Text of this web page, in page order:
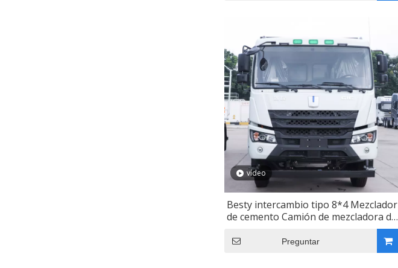
vídeo
Besty intercambio tipo 8*4 Mezclador
de cemento Camión de mezcladora de
cemento M7 de calidad superior
Preguntar